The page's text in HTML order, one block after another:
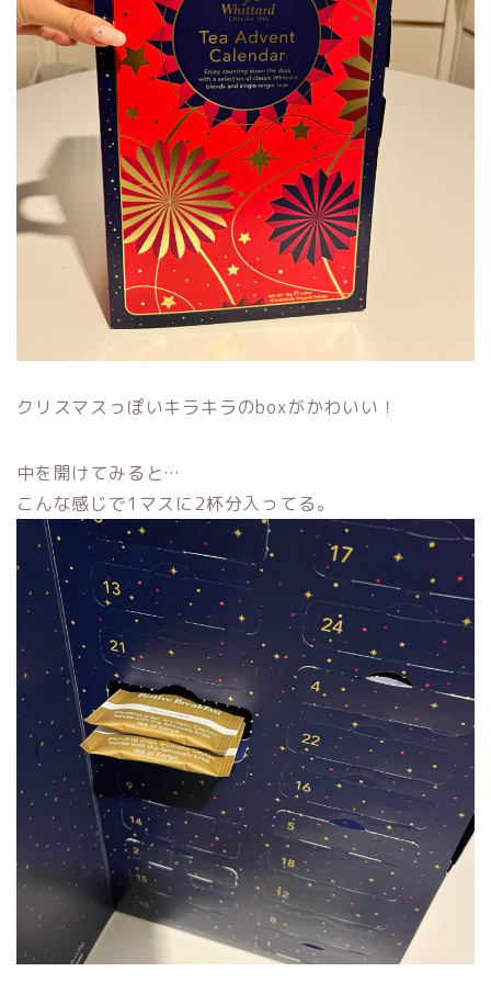
クリスマスっぽいキラキラのboxがかわいい！
中を開けてみると…
こんな感じで1マスに2杯分入ってる。